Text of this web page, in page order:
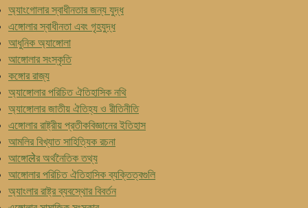
অ্যাংগোলার স্বাধীনতার জন্য যুদ্ধ
এঙ্গোলার স্বাধীনতা এবং গৃহযুদ্ধ
আধুনিক অ্যাঙ্গোলা
আঙ্গোলার সংস্কৃতি
কঙ্গোর রাজ্য
অ্যাঙ্গোলার পরিচিত ঐতিহাসিক নথি
অ্যাঙ্গোলার জাতীয় ঐতিহ্য ও রীতিনীতি
এঙ্গোলার রাষ্ট্রীয় প্রতীকবিজ্ঞানের ইতিহাস
আমলির বিখ্যাত সাহিত্যিক রচনা
আঙ্গোलेর অর্থনৈতিক তথ্য
আঙ্গোলার পরিচিত ঐতিহাসিক ব্যক্তিত্বগুলি
অ্যাংলার রাষ্ট্র ব্যবস্থাের বিবর্তন